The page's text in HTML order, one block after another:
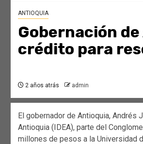
ANTIOQUIA
Gobernación
crédito para
2 años atrás admin
El gobernador de Antioquia, Andrés
Antioquia (IDEA), parte del
millones de pesos a la Universidad